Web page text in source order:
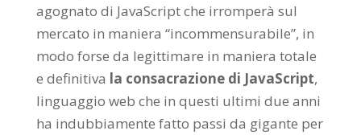
agognato di JavaScript che irromperà sul
mercato in maniera “incommensurabile”, in
modo forse da legittimare in maniera totale
e definitiva la consacrazione di JavaScript,
linguaggio web che in questi ultimi due anni
ha indubbiamente fatto passi da gigante per